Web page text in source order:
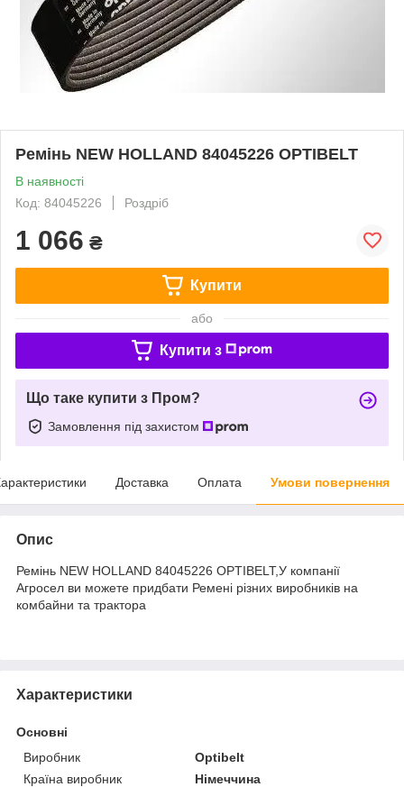
Ремінь NEW HOLLAND 84045226 OPTIBELT
В наявності
Код: 84045226
Роздріб
1 066 ₴
Купити
або
Купити з
Що таке купити з Пром?
Замовлення під захистом
Доставка Оплата Умови повернення
Опис
Ремінь NEW HOLLAND 84045226 OPTIBELT,У компанії
Агросел ви можете придбати Ремені різних виробників на
комбайни та трактора
Характеристики
Основні
Виробник
Optibelt
Країна виробник
Німеччина